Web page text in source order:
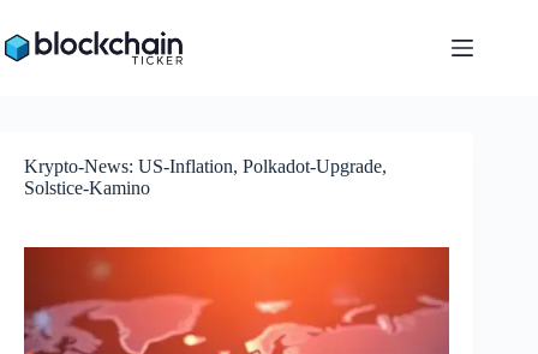
Inhalt
springen
Krypto-News: US-Inflation, Polkadot-Upgrade,
Solstice-Kamino